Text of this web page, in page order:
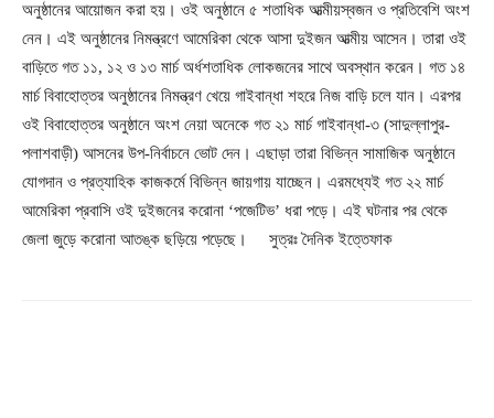
অনুষ্ঠানের আয়োজন করা হয়। ওই অনুষ্ঠানে ৫ শতাধিক আত্মীয়স্বজন ও প্রতিবেশি অংশ
নেন। এই অনুষ্ঠানের নিমন্ত্রণে আমেরিকা থেকে আসা দুইজন আত্মীয় আসেন। তারা ওই
বাড়িতে গত ১১, ১২ ও ১৩ মার্চ অর্ধশতাধিক লোকজনের সাথে অবস্থান করেন। গত ১৪
মার্চ বিবাহোত্তর অনুষ্ঠানের নিমন্ত্রণ খেয়ে গাইবান্ধা শহরে নিজ বাড়ি চলে যান। এরপর
ওই বিবাহোত্তর অনুষ্ঠানে অংশ নেয়া অনেকে গত ২১ মার্চ গাইবান্ধা-৩ (সাদুল্লাপুর-
পলাশবাড়ী) আসনের উপ-নির্বাচনে ভোট দেন। এছাড়া তারা বিভিন্ন সামাজিক অনুষ্ঠানে
যোগদান ও প্রত্যাহিক কাজকর্মে বিভিন্ন জায়গায় যাচ্ছেন। এরমধ্যেই গত ২২ মার্চ
আমেরিকা প্রবাসি ওই দুইজনের করোনা ‘পজেটিভ’ ধরা পড়ে। এই ঘটনার পর থেকে
জেলা জুড়ে করোনা আতঙ্ক ছড়িয়ে পড়েছে। সুত্রঃ দৈনিক ইত্তেফাক